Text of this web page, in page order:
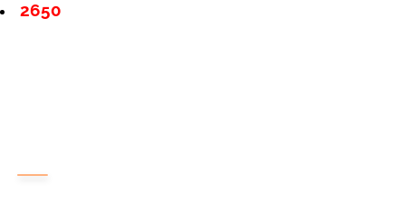
2650